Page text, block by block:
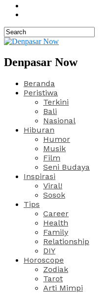
Denpasar Now
Beranda
Peristiwa
Terkini
Bali
Nasional
Hiburan
Humor
Musik
Film
Seni Budaya
Inspirasi
Viral!
Sosok
Tips
Career
Health
Family
Relationship
DIY
Horoscope
Zodiak
Tarot
Arti Mimpi